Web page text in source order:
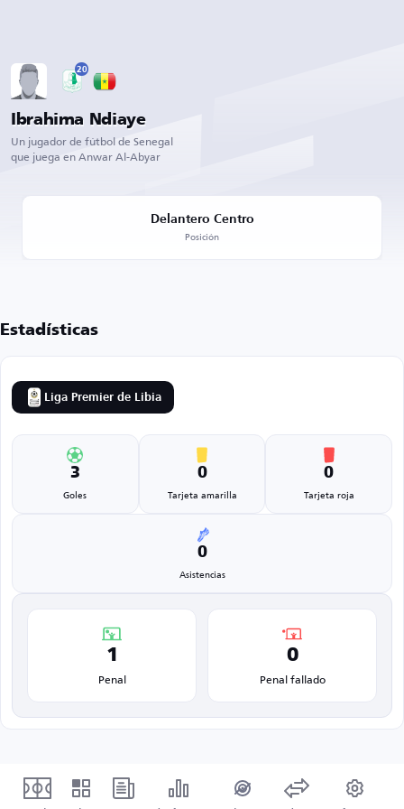
20
Ibrahima Ndiaye
Un jugador de fútbol de Senegal
que juega en Anwar Al-Abyar
Delantero Centro
Posición
Estadísticas
Liga Premier de Libia
3
Goles
0
Tarjeta amarilla
0
Tarjeta roja
0
Asistencias
1
Penal
0
Penal fallado